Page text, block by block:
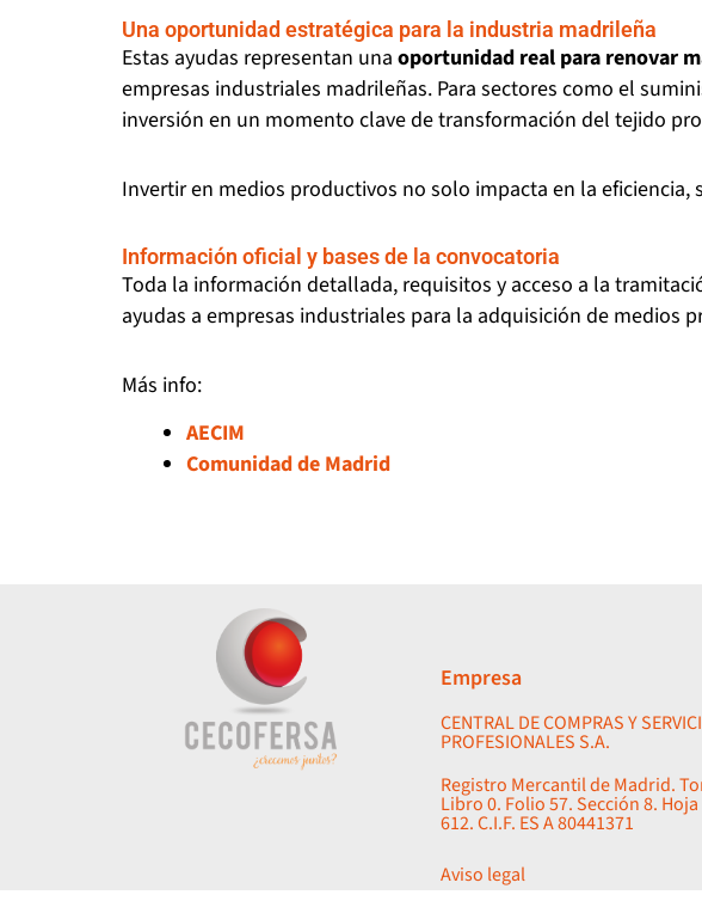
Una oportunidad estratégica para la industria madrileña
Estas ayudas representan una oportunidad real para renovar
empresas industriales madrileñas. Para sectores como el
inversión en un momento clave de transformación del tejido
Invertir en medios productivos no solo impacta en la
Información oficial y bases de la convocatoria
Toda la información detallada, requisitos y acceso a la
ayudas a empresas industriales para la adquisición de medios
Más info:
AECIM
Comunidad de Madrid
Empresa
CENTRAL DE COMPRAS Y
PROFESIONALES S.A.
Registro Mercantil de Madrid.
Libro 0. Folio 57. Sección 8.
612. C.I.F. ES A 80441371
Aviso legal